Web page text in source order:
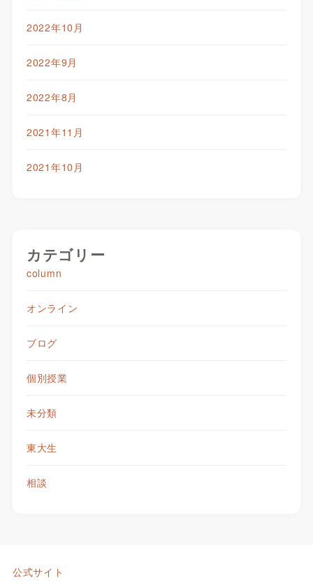
2022年10月
2022年9月
2022年8月
2021年11月
2021年10月
カテゴリー
column
オンライン
ブログ
個別授業
未分類
東大生
相談
公式サイト